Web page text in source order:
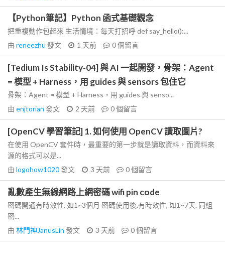
【Python筆記】Python 函式基礎觀念
把重複動作包起來 生活情境：每天打招呼 def say_hello():...
由 reneezhu 發文 1 天前 0個留言
[Tedium Is Stability-04] 與 AI 一起開發，骨架：Agent
= 模型 + Harness，用 guides 與 sensors 包住它
骨架：Agent = 模型 + Harness，用 guides 與 senso...
由 enjtorian 發文 2 天前 0個留言
[OpenCV 學習筆記] 1. 如何使用 OpenCV 讀取圖片?
在使用 OpenCV 套件時，最重要的第一步就是讀取資料，而資料來
源的格式可以是...
由 logohow1020發文 3 天前 0個留言
亂數產生無線網路上網密碼 wifi pin code
密碼開通有時效性, 如1~3個月 密碼使用後,有時效性, 如1~7天. 同組
密...
由 林門神JanusLin 發文 3 天前 0個留言